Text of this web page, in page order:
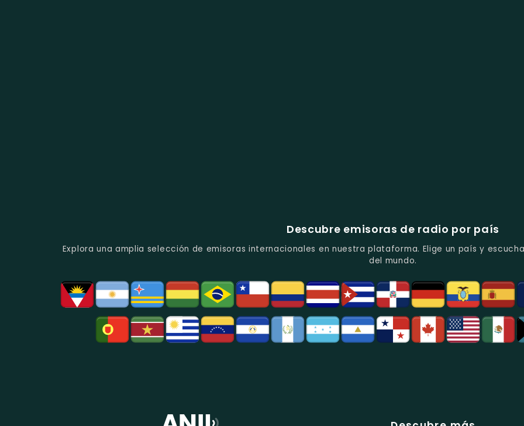
Descubre emisoras de radio por país
Explora una amplia selección de emisoras internacionales en nuestra plataforma. Elige un país y
del mundo.